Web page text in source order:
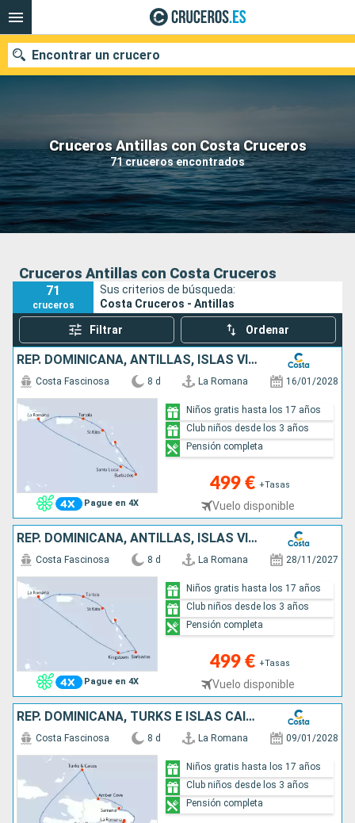
Cruceros Antillas con Costa Cruceros
71 cruceros encontrados
Encontrar un crucero
Nuestros destinos
Fecha de salida
Puertos Compañías
Cruceros Antillas con Costa Cruceros
71
cruceros
Sus criterios de búsqueda:
Costa Cruceros - Antillas
Filtrar Ordenar
REP. DOMINICANA, ANTILLAS, ISLAS VÍRGENES
Pague en 4X
Costa Fascinosa 8 d La Romana 16/01/2028
499 € +Tasas
Vuelo disponible
Niños gratis hasta los 17 años
Club niños desde los 3 años
Pensión completa
REP. DOMINICANA, ANTILLAS, ISLAS VÍRGENES
Pague en 4X
Costa Fascinosa 8 d La Romana 28/11/2027
499 € +Tasas
Vuelo disponible
Niños gratis hasta los 17 años
Club niños desde los 3 años
Pensión completa
REP. DOMINICANA, TURKS E ISLAS CAICOS
Costa Fascinosa 8 d La Romana 09/01/2028
Niños gratis hasta los 17 años
Club niños desde los 3 años
Pensión completa